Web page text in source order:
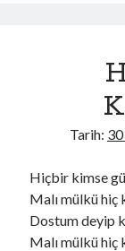
Son Yorumlar
BAĞIŞLA ADINI için
BAĞIŞLA ADINIiçin
BAĞIŞLA ADINIiçin
BAĞIŞLA ADINIiçin
Tarih:
Hiçbir kimse
Malı mülkü
Dostum deyip
Malı mülkü